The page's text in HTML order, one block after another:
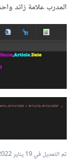
المدرب علامة زائد
تم التعديل في19 يناير 2022